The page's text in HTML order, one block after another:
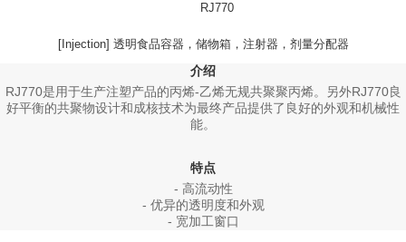
RJ770
[Injection] 透明食品容器，储物箱，注射器，剂量分配器
介绍
RJ770是用于生产注塑产品的丙烯-乙烯无规共聚聚丙烯。另外RJ770良
好平衡的共聚物设计和成核技术为最终产品提供了良好的外观和机械性
能。
特点
- 高流动性
- 优异的透明度和外观
- 宽加工窗口